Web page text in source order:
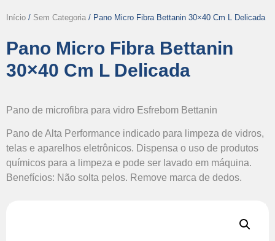
Início / Sem Categoria / Pano Micro Fibra Bettanin 30×40 Cm L Delicada
Pano Micro Fibra Bettanin
30×40 Cm L Delicada
Pano de microfibra para vidro Esfrebom Bettanin
Pano de Alta Performance indicado para limpeza de vidros,
telas e aparelhos eletrônicos. Dispensa o uso de produtos
químicos para a limpeza e pode ser lavado em máquina.
Benefícios: Não solta pelos. Remove marca de dedos.